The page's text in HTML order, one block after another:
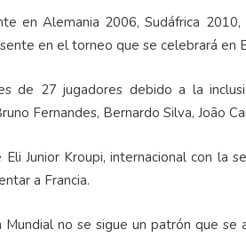
en Alemania 2006, Sudáfrica
en el torneo que se celebrará en
de 27 jugadores debido a la
Fernandes, Bernardo Silva, João
Junior Kroupi, internacional con la
a Francia.
no se sigue un patrón que se